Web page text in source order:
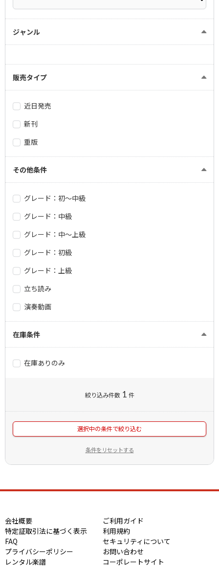
ジャンル
販売タイプ
近日発売
新刊
重版
その他条件
グレード：初～中級
グレード：中級
グレード：中～上級
グレード：初級
グレード：上級
立ち読み
演奏動画
在庫条件
在庫ありのみ
絞り込み件数 1 件
選択中の条件で絞り込む
条件をリセットする
会社概要
ご利用ガイド
特定証取引法に基づく表示
利用規約
FAQ
セキュリティについて
プライバシーポリシー
お問い合わせ
レンタル楽譜
コーポレートサイト